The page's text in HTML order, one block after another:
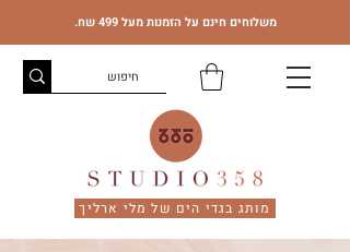
משלוחים חינם על הזמנות מעל 499 שח.
מותג בגדי הים של מלי ארליך